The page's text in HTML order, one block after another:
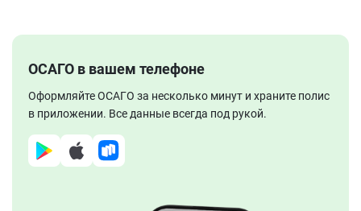
ОСАГО в вашем телефоне
Оформляйте ОСАГО за несколько минут и храните полис
в приложении. Все данные всегда под рукой.